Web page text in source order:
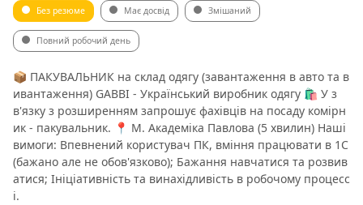
Без резюме Має досвід Змішаний
Повний робочий день
📦 ПАКУВАЛЬНИК на склад одягу (завантаження в авто та в
ивантаження) GABBI - Український виробник одягу 🛍 У з
в'язку з розширенням запрошує фахівців на посаду комірн
ик - пакувальник. 📍 М. Академіка Павлова (5 хвилин) Наші
вимоги: Впевнений користувач ПК, вміння працювати в 1С
(бажано але не обов'язково); Бажання навчатися та розвив
атися; Ініціативність та винахідливість в робочому процесс
і.